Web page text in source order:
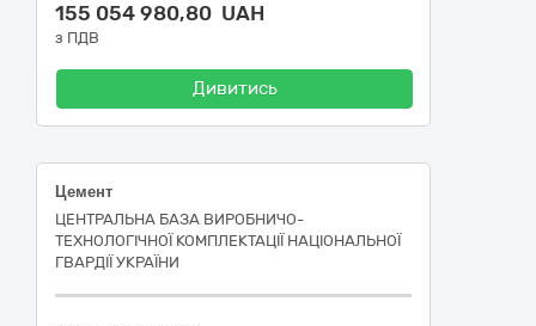
155 054 980,80 UAH
з ПДВ
Дивитись
Цемент
ЦЕНТРАЛЬНА БАЗА ВИРОБНИЧО-
ТЕХНОЛОГІЧНОЇ КОМПЛЕКТАЦІЇ НАЦІОНАЛЬНОЇ
ГВАРДІЇ УКРАЇНИ